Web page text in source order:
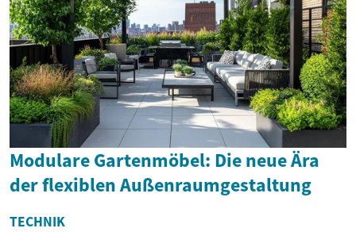
Modulare Gartenmöbel: Die neue Ära
der flexiblen Außenraumgestaltung
TECHNIK